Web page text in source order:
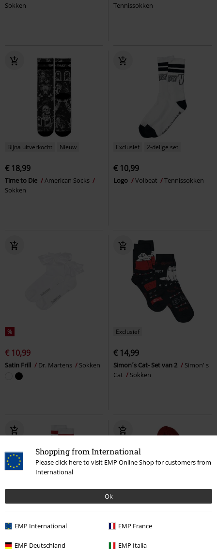
Shopping from International
Please click here to visit EMP Online Shop for customers from
International
Ok
EMP International EMP France
EMP Deutschland EMP Italia
Sokken
Tennissokken
Bijna uitverkocht Nieuw
€ 18,99
Time to Die
American Socks
Sokken
Exclusief 2-delige set
€ 10,99
Logo Volbeat Tennissokken
%
€ 10,99
Satin Frill Dr. Martens Sokken
Exclusief
€ 14,99
Simon´s Cat- Set van 2
Simon' s
Cat
Sokken
Killers
Iron Maiden
Adviesprijs€ 19,99
Ron Weasley